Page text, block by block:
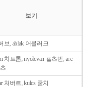
보기
브, ablak 어블러크
치트롬, nyolcvan 뇰츠번, arc
처버르, kulcs 쿨치